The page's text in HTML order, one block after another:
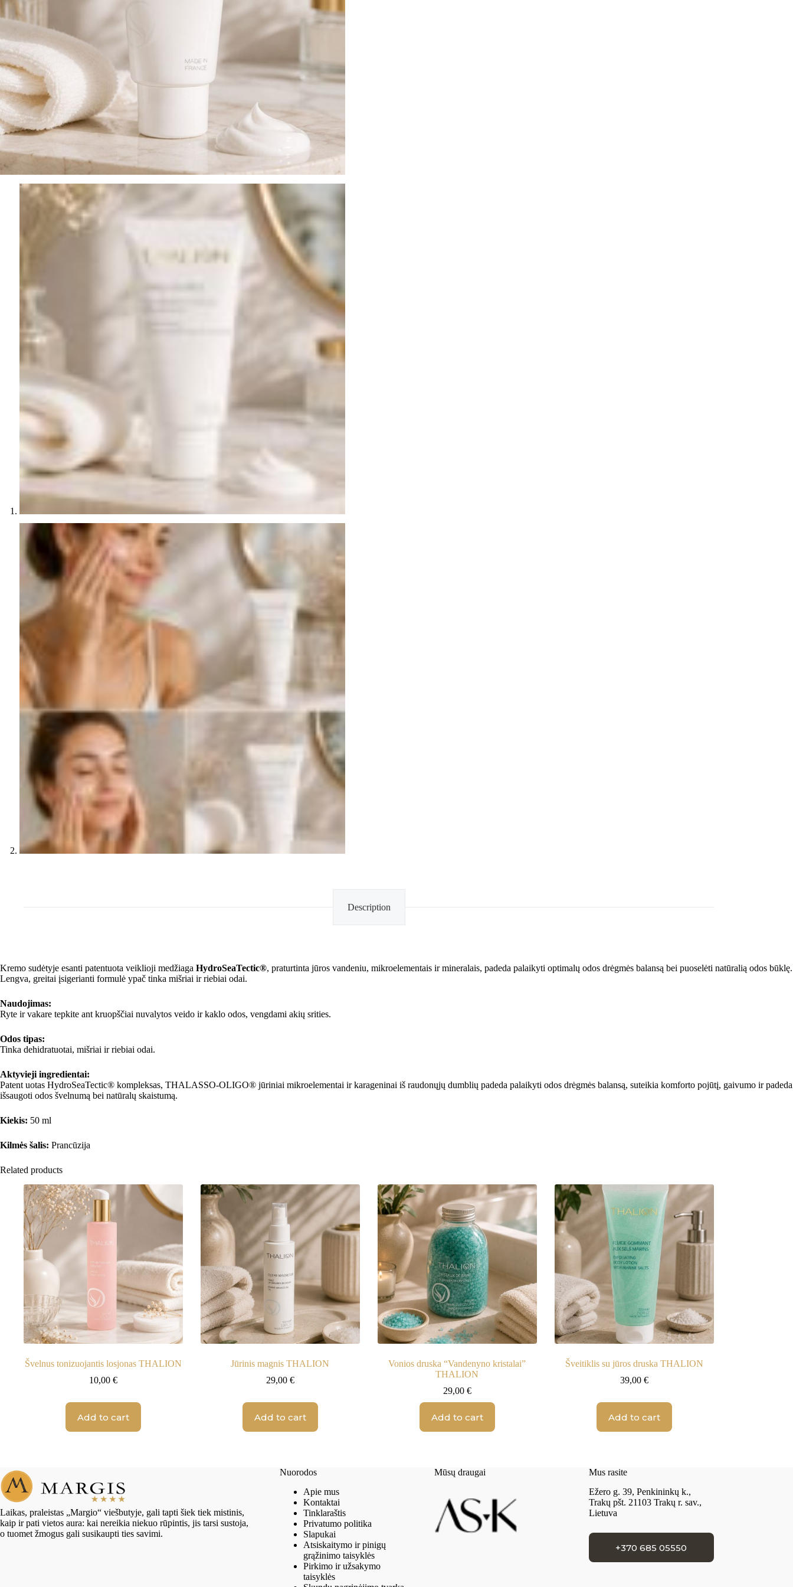
Description
Kremo sudėtyje esanti patentuota veiklioji medžiaga HydroSeaTectic®, praturtinta jūros vandeniu, mikroelementais ir mineralais, padeda palaikyti optimalų odos drėgmės balansą bei puoselėti natūralią odos būklę.
Lengva, greitai įsigerianti formulė ypač tinka mišriai ir riebiai odai.
Naudojimas:
Ryte ir vakare tepkite ant kruopščiai nuvalytos veido ir kaklo odos, vengdami akių srities.
Odos tipas:
Tinka dehidratuotai, mišriai ir riebiai odai.
Aktyvieji ingredientai:
Patent uotas HydroSeaTectic® kompleksas, THALASSO-OLIGO® jūriniai mikroelementai ir karageninai iš raudonųjų dumblių padeda palaikyti odos drėgmės balansą, suteikia komforto pojūtį, gaivumo ir padeda
išsaugoti odos švelnumą bei natūralų skaistumą.
Kiekis: 50 ml
Kilmės šalis: Prancūzija
Related products
Švelnus tonizuojantis losjonas THALION
10,00 €
Add to cart
Jūrinis magnis THALION
29,00 €
Add to cart
Vonios druska “Vandenyno kristalai”
THALION
29,00 €
Add to cart
Šveitiklis su jūros druska THALION
39,00 €
Add to cart
Laikas, praleistas „Margio“ viešbutyje, gali tapti šiek tiek mistinis,
kaip ir pati vietos aura: kai nereikia niekuo rūpintis, jis tarsi sustoja,
o tuomet žmogus gali susikaupti ties savimi.
Nuorodos
Apie mus
Kontaktai
Tinklaraštis
Privatumo politika
Slapukai
Atsiskaitymo ir pinigų
grąžinimo taisyklės
Pirkimo ir užsakymo
taisyklės
Mūsų draugai
Mus rasite
Ežero g. 39, Penkininkų k.,
Trakų pšt. 21103 Trakų r. sav.,
Lietuva
+370 685 05550